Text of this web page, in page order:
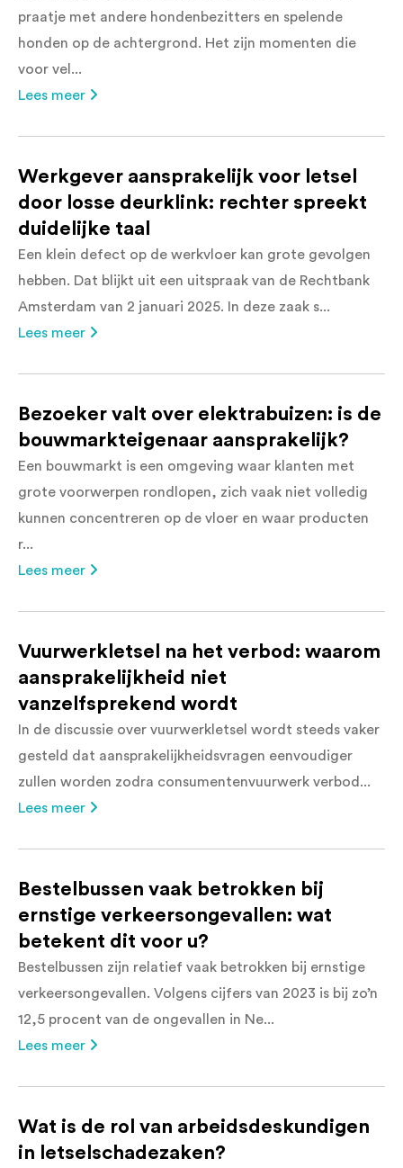
praatje met andere hondenbezitters en spelende
honden op de achtergrond. Het zijn momenten die
voor vel...
Lees meer
Werkgever aansprakelijk voor letsel
door losse deurklink: rechter spreekt
duidelijke taal
Een klein defect op de werkvloer kan grote gevolgen
hebben. Dat blijkt uit een uitspraak van de Rechtbank
Amsterdam van 2 januari 2025. In deze zaak s...
Lees meer
Bezoeker valt over elektrabuizen: is de
bouwmarkteigenaar aansprakelijk?
Een bouwmarkt is een omgeving waar klanten met
grote voorwerpen rondlopen, zich vaak niet volledig
kunnen concentreren op de vloer en waar producten
r...
Lees meer
Vuurwerkletsel na het verbod: waarom
aansprakelijkheid niet
vanzelfsprekend wordt
In de discussie over vuurwerkletsel wordt steeds vaker
gesteld dat aansprakelijkheidsvragen eenvoudiger
zullen worden zodra consumentenvuurwerk verbod...
Lees meer
Bestelbussen vaak betrokken bij
ernstige verkeersongevallen: wat
betekent dit voor u?
Bestelbussen zijn relatief vaak betrokken bij ernstige
verkeersongevallen. Volgens cijfers van 2023 is bij zo’n
12,5 procent van de ongevallen in Ne...
Lees meer
Wat is de rol van arbeidsdeskundigen
in letselschadezaken?